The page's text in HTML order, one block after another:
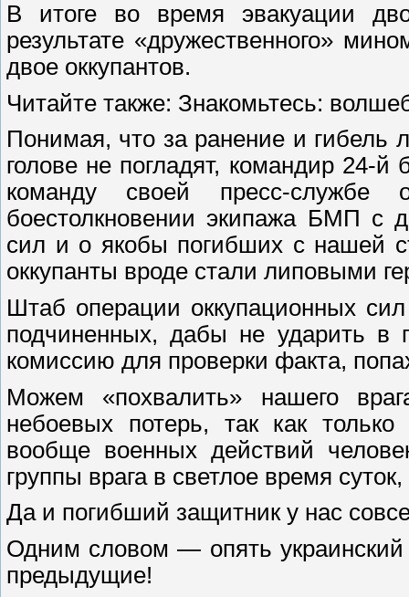
В итоге во время эвакуации
результате «дружественного»
двое оккупантов.
Читайте также: Знакомьтесь:
Понимая, что за ранение и гибель
голове не погладят, командир 24-
команду своей пресс-
боестолкновении экипажа БМП с
сил и о якобы погибших с нашей
оккупанты вроде стали липовыми
Штаб операции оккупационных
подчиненных, дабы не ударить в
комиссию для проверки факта,
Можем «похвалить» нашего
небоевых потерь, так как
вообще военных действий
группы врага в светлое время
Да и погибший защитник у нас
Одним словом — опять
предыдущие!